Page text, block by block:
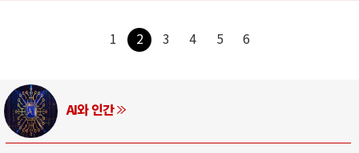
1 2 3 4 5 6
AI와 인간